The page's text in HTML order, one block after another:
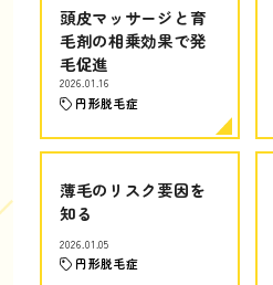
頭皮マッサージと育
毛剤の相乗効果で発
毛促進
2026.01.16
円形脱毛症
薄毛のリスク要因を
知る
2026.01.05
円形脱毛症